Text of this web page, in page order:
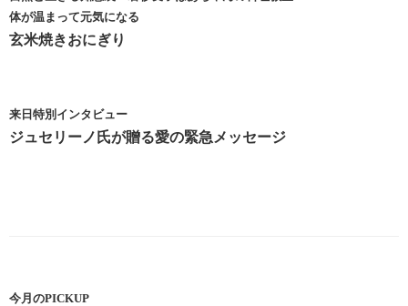
体が温まって元気になる
玄米焼きおにぎり
来日特別インタビュー
ジュセリーノ氏が贈る愛の緊急メッセージ
今月のPICKUP